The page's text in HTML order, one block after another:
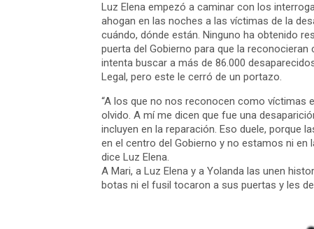
Luz Elena empezó a caminar con los
ahogan en las noches a las víctimas de la
cuándo, dónde están. Ninguno ha obtenido
puerta del Gobierno para que la
intenta buscar a más de 86.000
Legal, pero este le cerró de un portazo.
“A los que no nos reconocen como víctimas
olvido. A mí me dicen que fue una
incluyen en la reparación. Eso duele, porque
en el centro del Gobierno y no estamos ni en
dice Luz Elena.
A Mari, a Luz Elena y a Yolanda las unen
botas ni el fusil tocaron a sus puertas y les